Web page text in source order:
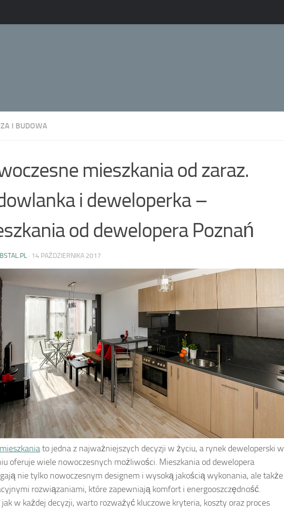
I BUDOWA
mieszkania od zaraz.
i deweloperka –
od dewelopera Poznań
· 14 PAŹDZIERNIKA 2017
mieszkaniato jedna z najważniejszych decyzji w życiu, a rynek deweloperski w
oferuje wiele nowoczesnych możliwości. Mieszkania od dewelopera
nie tylko nowoczesnym designem i wysoką jakością wykonania, ale także
rozwiązaniami, które zapewniają komfort i energooszczędność.
jak w każdej decyzji, warto rozważyć kluczowe kryteria, koszty oraz proces